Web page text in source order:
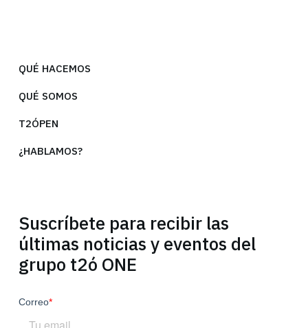
QUÉ HACEMOS
QUÉ SOMOS
T2ÓPEN
¿HABLAMOS?
Suscríbete para recibir las
últimas noticias y eventos del
grupo t2ó ONE